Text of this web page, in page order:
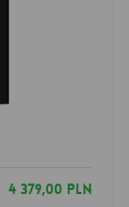
4 379,00 PLN